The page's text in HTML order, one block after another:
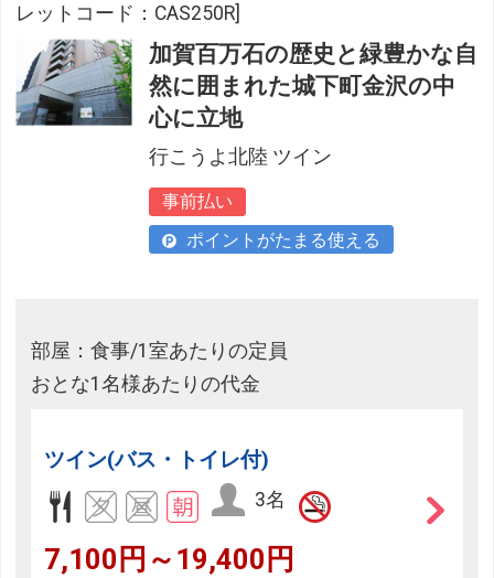
レットコード：CAS250R]
加賀百万石の歴史と緑豊かな自
然に囲まれた城下町金沢の中
心に立地
行こうよ北陸 ツイン
事前払い
ポイントがたまる使える
部屋：食事/1室あたりの定員
おとな1名様あたりの代金
ツイン(バス・トイレ付)
3名
7,100円～19,400円